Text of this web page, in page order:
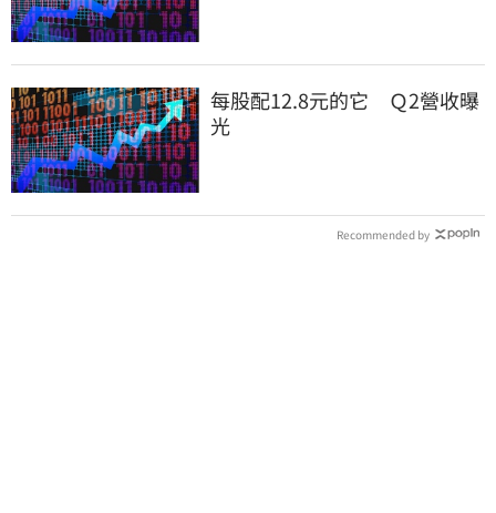
每股配12.8元的它 Ｑ2營收曝
光
Recommended by